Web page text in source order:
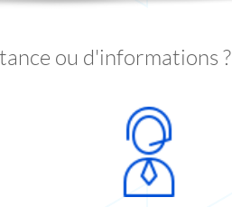
ou d'informations ?